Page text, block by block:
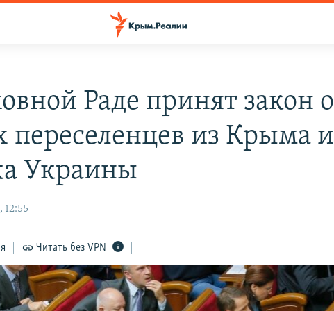
Раде принят закон о
переселенцев из Крыма и
Украины
12:55
Читать без VPN